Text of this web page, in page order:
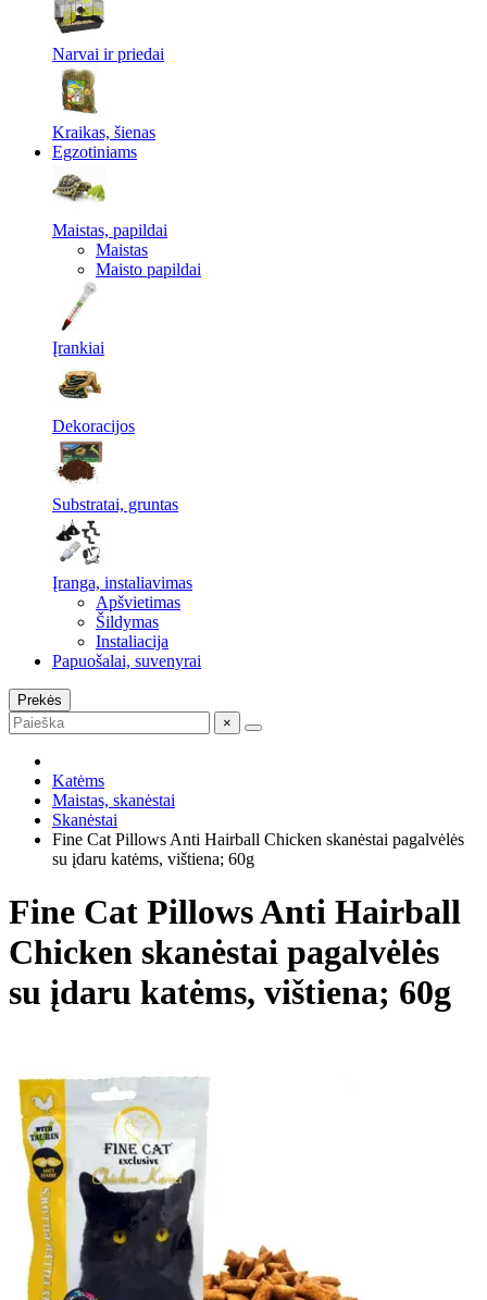
Narvai ir priedai
Kraikas, šienas
Egzotiniams
Maistas, papildai
Maistas
Maisto papildai
Įrankiai
Dekoracijos
Substratai, gruntas
Įranga, instaliavimas
Apšvietimas
Šildymas
Instaliacija
Papuošalai, suvenyrai
Prekės
×
Katėms
Maistas, skanėstai
Skanėstai
Fine Cat Pillows Anti Hairball Chicken skanėstai pagalvėlės
su įdaru katėms, vištiena; 60g
Fine Cat Pillows Anti Hairball
Chicken skanėstai pagalvėlės
su įdaru katėms, vištiena; 60g